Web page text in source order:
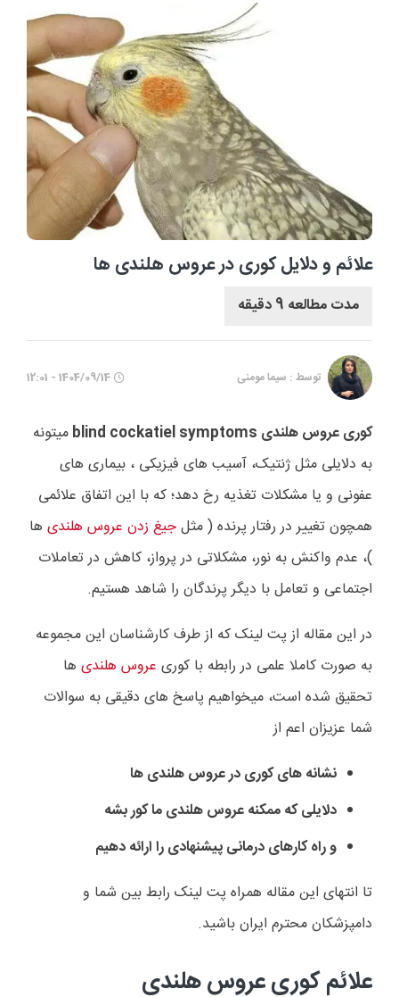
علائم و دلایل کوری در عروس هلندی ها
مدت مطالعه 9 دقیقه
توسط : سیما مومنی 1404/09/14 - 12:01
کوری عروس هلندی blind cockatiel symptomsمیتونه
به دلایلی مثل ژنتیک، آسیب های فیزیکی ، بیماری های
عفونی و یا مشکلات تغذیه رخ دهد؛ که با این اتفاق علائمی
همچون تغییر در رفتار پرنده ( مثلجیغ زدن عروس هلندی ها
)، عدم واکنش به نور، مشکلاتی در پرواز، کاهش در تعاملات
اجتماعی و تعامل با دیگر پرندگان را شاهد هستیم.
در این مقاله از پت لینک که از طرف کارشناسان این مجموعه
به صورت کاملا علمی در رابطه با کوری عروس هلندی ها
تحقیق شده است، میخواهیم پاسخ های دقیقی به سوالات
شما عزیزان اعم از
نشانه های کوری در عروس هلندی ها
دلایلی که ممکنه عروس هلندی ما کور بشه
و راه کارهای درمانی پیشنهادی را ارائه دهیم
تا انتهای این مقاله همراه پت لینک رابط بین شما و
دامپزشکان محترم ایران باشید.
علائم کوری عروس هلندی